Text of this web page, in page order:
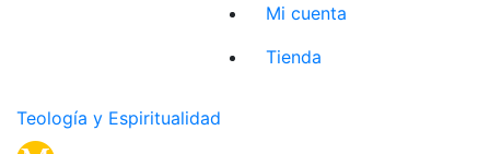
Mi cuenta
Tienda
Teología y Espiritualidad